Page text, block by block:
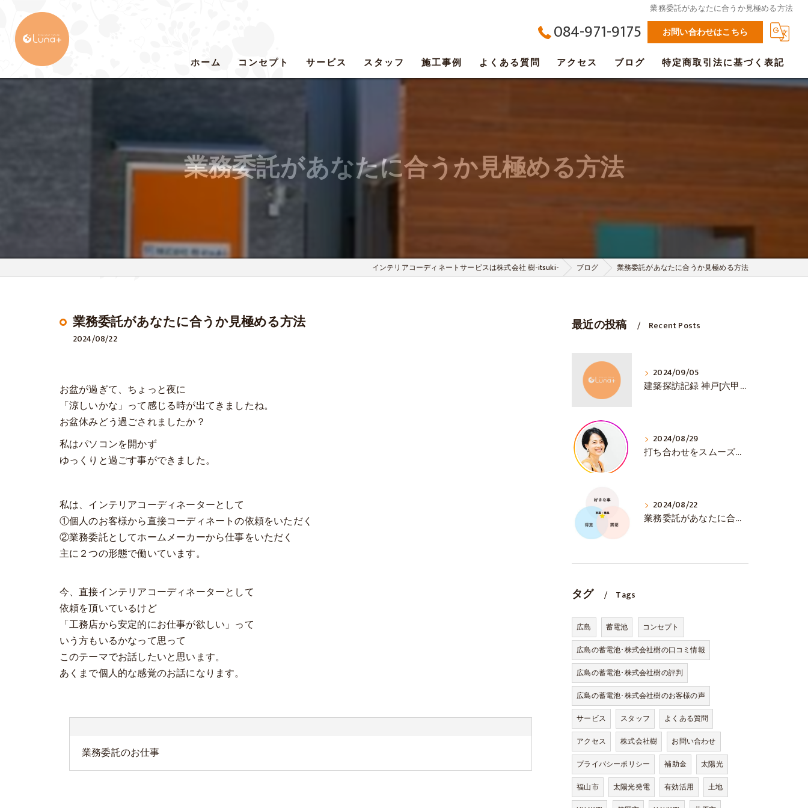
業務委託があなたに合うか見極める方法
084-971-9175 お問い合わせはこちら
ホーム コンセプト サービス スタッフ 施工事例 よくある質問 アクセス ブログ 特定商取引法に基づく表記
業務委託があなたに合うか見極める方法
インテリアコーディネートサービスは株式会社 樹-itsuki- ブログ 業務委託があなたに合うか見極める方法
業務委託があなたに合うか見極める方法
2024/08/22
お盆が過ぎて、ちょっと夜に
「涼しいかな」って感じる時が出てきましたね。
お盆休みどう過ごされましたか？
私はパソコンを開かず
ゆっくりと過ごす事ができました。
私は、インテリアコーディネーターとして
①個人のお客様から直接コーディネートの依頼をいただく
②業務委託としてホームメーカーから仕事をいただく
主に２つの形態で働いています。
今、直接インテリアコーディネーターとして
依頼を頂いているけど
「工務店から安定的にお仕事が欲しい」って
いう方もいるかなって思って
このテーマでお話したいと思います。
あくまで個人的な感覚のお話になります。
業務委託のお仕事
最近の投稿 Recent Posts
2024/09/05
建築探訪記録 神戸[六甲山ミーツ・アート]
2024/08/29
打ち合わせをスムーズに💛 初対面で大事な3選！
2024/08/22
業務委託があなたに合うか見極める方法
タグ Tags
広島 蓄電池
コンセプト
広島の蓄電池･株式会社樹の口コミ情報
広島の蓄電池･株式会社樹の評判
広島の蓄電池･株式会社樹のお客様の声
サービス
スタッフ
よくある質問
アクセス
株式会社樹
お問い合わせ
プライバシーポリシー
補助金
太陽光
福山市
太陽光発電 有効活用
土地